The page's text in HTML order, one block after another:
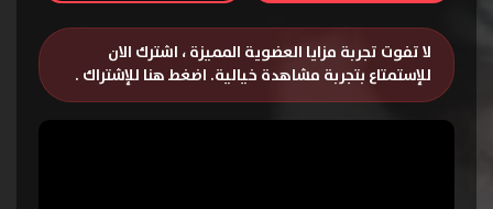
لا تفوت تجربة مزايا العضوية المميزة ، اشترك الان
للإستمتاع بتجربة مشاهدة خيالية. اضغط هنا للإشتراك .